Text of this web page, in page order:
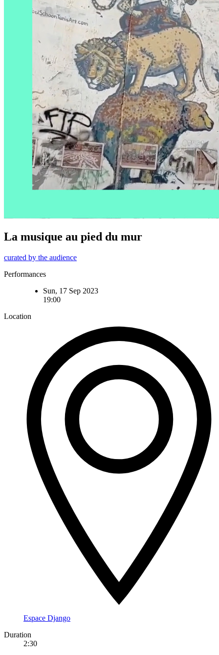
La musique au pied du mur
curated by the audience
Performances
Sun, 17 Sep 2023
19:00
Location
Espace Django
Duration
2:30